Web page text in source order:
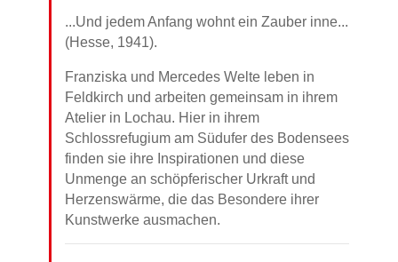
...Und jedem Anfang wohnt ein Zauber inne...
(Hesse, 1941).
Franziska und Mercedes Welte leben in
Feldkirch und arbeiten gemeinsam in ihrem
Atelier in Lochau. Hier in ihrem
Schlossrefugium am Südufer des Bodensees
finden sie ihre Inspirationen und diese
Unmenge an schöpferischer Urkraft und
Herzenswärme, die das Besondere ihrer
Kunstwerke ausmachen.